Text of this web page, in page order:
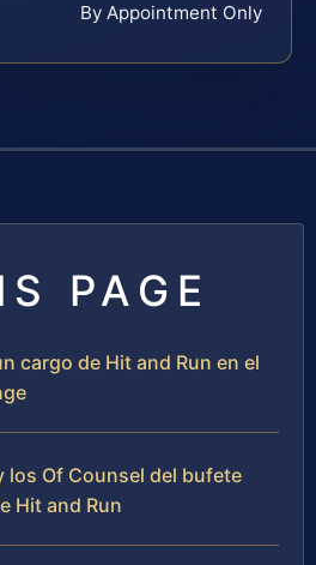
By Appointment Only
PAGE
cargo de Hit and Run en el
los Of Counsel del bufete
Hit and Run